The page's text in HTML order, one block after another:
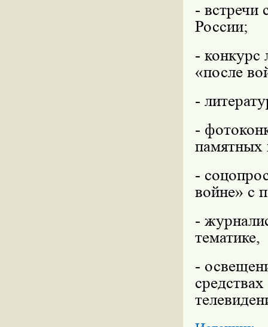
- встречи
России;
- конкурс
«после
-
-
памятных
-
войне» с
-
тематике,
-